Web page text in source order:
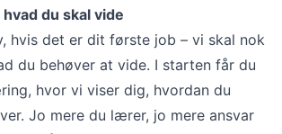
du skal vide
hvis det er dit første job – vi skal nok
du behøver at vide. I starten får du
hvor vi viser dig, hvordan du
Jo mere du lærer, jo mere ansvar